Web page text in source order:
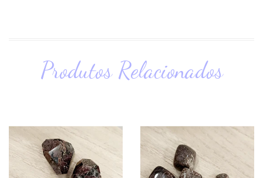
Produtos Relacionados